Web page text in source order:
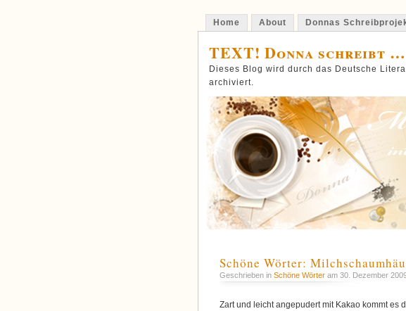
Home About Donnas
TEXT! Donna schreibt …
Dieses Blog wird durch das Deutsche
archiviert.
Schöne Wörter:
Geschrieben in Schöne Wörter am 30. Dezember
Zart und leicht angepudert mit Kakao kommt es